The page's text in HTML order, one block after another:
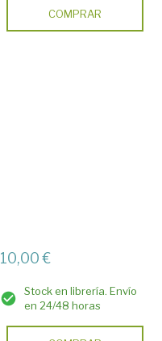
COMPRAR
10,00 €
Stock en librería. Envío
en 24/48 horas